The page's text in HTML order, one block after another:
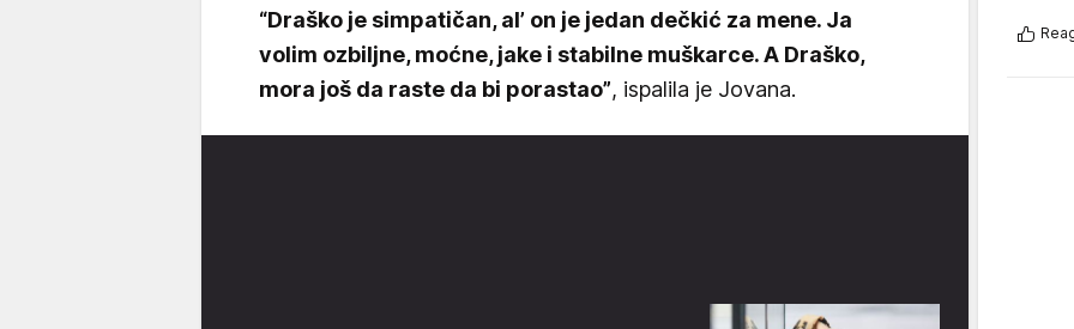
“Draško je simpatičan, al’ on je jedan dečkić za mene. Ja
volim ozbiljne, moćne, jake i stabilne muškarce. A Draško,
mora još da raste da bi porastao”, ispalila je Jovana.